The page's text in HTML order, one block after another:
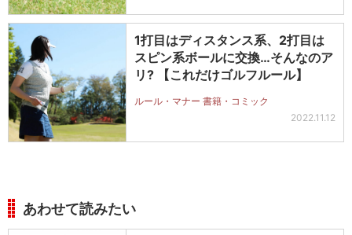
1打目はディスタンス系、2打目は
スピン系ボールに交換…そんなのア
リ? 【これだけゴルフルール】
ルール・マナー 書籍・コミック
2022.11.12
あわせて読みたい